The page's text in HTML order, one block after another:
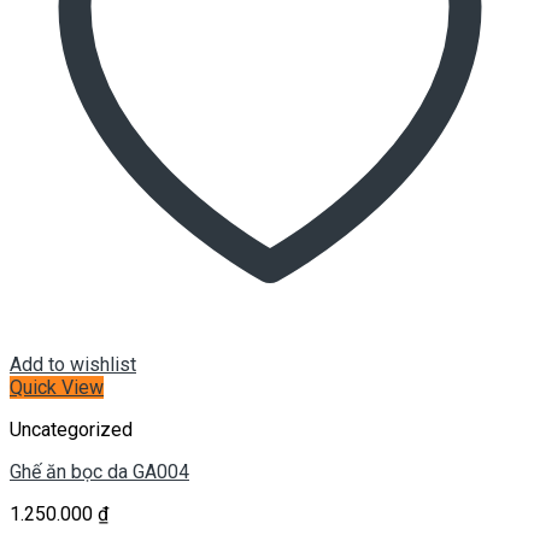
Add to wishlist
Quick View
Uncategorized
Ghế ăn bọc da GA004
1.250.000 ₫